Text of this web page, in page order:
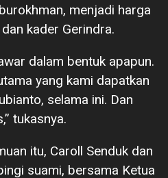
menjadi harga
kader Gerindra.
dalam bentuk apapun.
yang kami dapatkan
selama ini. Dan
tukasnya.
itu, Caroll Senduk dan
suami, bersama Ketua